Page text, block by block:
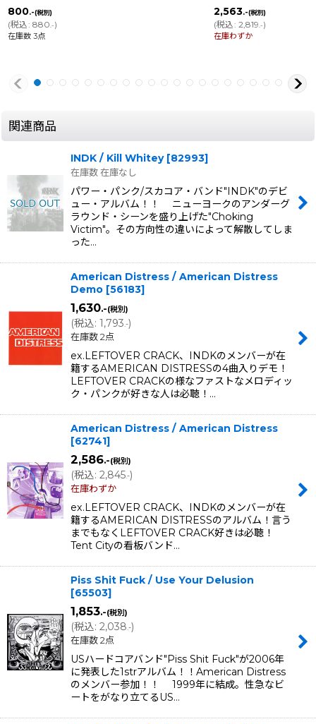
800.-(税別)
(税込: 880 .-)
在庫数 3点
2,563.-(税別)
(税込: 2,819 .-)
在庫わずか
関連商品
INDK / Kill Whitey [82993]
在庫数 在庫なし
パワー・パンク/スカコア・バンド"INDK"のデビ
ュー・アルバム！！ ニューヨークのアンダーグ
ラウンド・シーンを盛り上げた"Choking
Victim"。その方向性の違いによって解散してしま
った…
American Distress / American Distress
Demo [56183]
1,630.-(税別)
(税込: 1,793.-)
在庫数 2点
ex.LEFTOVER CRACK、INDKのメンバーが在
籍するAMERICAN DISTRESSの4曲入りデモ！
LEFTOVER CRACKの様なファストなメロディッ
ク・パンクが好きな人は必聴！…
American Distress / American Distress
[62741]
2,586.-(税別)
(税込: 2,845.-)
在庫わずか
ex.LEFTOVER CRACK、INDKのメンバーが在
籍するAMERICAN DISTRESSのアルバム！言う
までもなくLEFTOVER CRACK好きは必聴！
Tent Cityの看板バンド…
Piss Shit Fuck / Use Your Delusion
[65503]
1,853.-(税別)
(税込: 2,038.-)
在庫数 2点
USハードコアバンド"Piss Shit Fuck"が2006年
に発表した1strアルバム！！American Distress
のメンバー参加！！ 1999年に結成。性急なビ
ートをがなり立てるUS…